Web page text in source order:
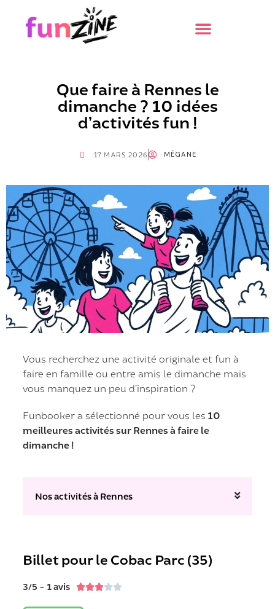
Que faire à Rennes le
dimanche ? 10 idées
d’activités fun !
17 MARS 2026 MÉGANE
Vous recherchez une activité originale et fun à
faire en famille ou entre amis le dimanche mais
vous manquez un peu d’inspiration ?
Funbooker a sélectionné pour vous les 10
meilleures activités sur Rennes à faire le
dimanche !
Nos activités à Rennes
Billet pour le Cobac Parc (35)
3/5 - 1 avis 